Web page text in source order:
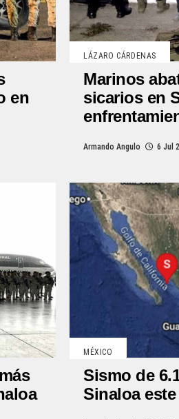
en
LÁZARO CÁRDENAS
Marinos
sicarios en
Armando Angulo 6 Jul
MÉXICO
Sismo de
Sinaloa